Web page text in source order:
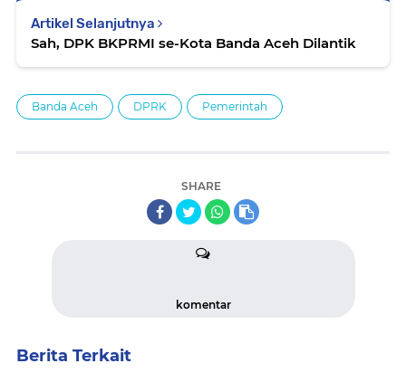
Artikel Selanjutnya
Sah, DPK BKPRMI se-Kota Banda Aceh Dilantik
Banda Aceh DPRK Pemerintah
SHARE
komentar
Berita Terkait